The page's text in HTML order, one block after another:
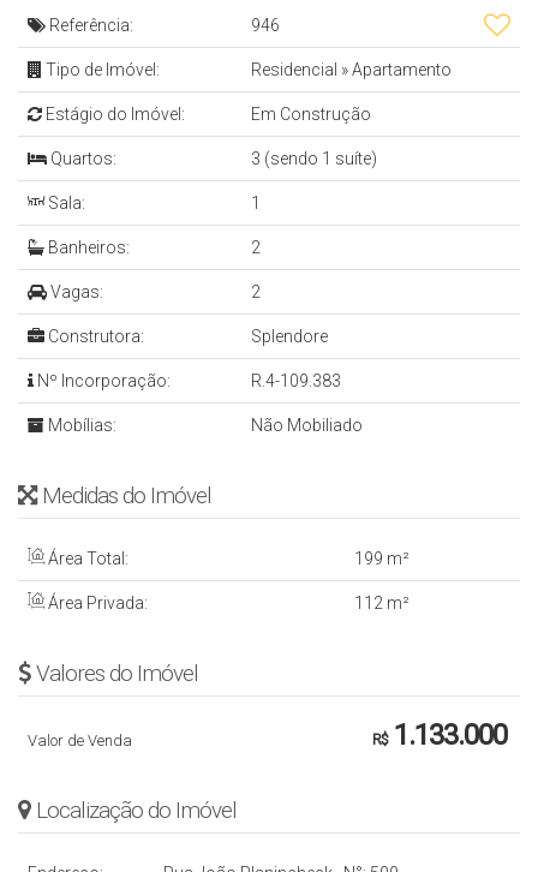
Referência: 946
Tipo de Imóvel: Residencial »Apartamento
Estágio do Imóvel: Em Construção
Quartos: 3 (sendo 1 suíte)
Sala: 1
Banheiros: 2
Vagas: 2
Construtora: Splendore
Nº Incorporação: R.4-109.383
Mobílias: Não Mobiliado
Medidas do Imóvel
Área Total: 199 m²
Área Privada: 112 m²
Valores do Imóvel
R$1.133.000
Valor de Venda
Localização do Imóvel